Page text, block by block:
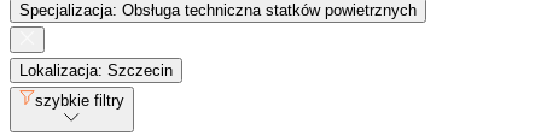
Specjalizacja: Obsługa techniczna statków powietrznych
Lokalizacja: Szczecin
szybkie filtry